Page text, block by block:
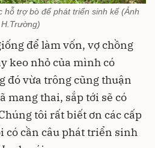
hỗ trợ bò để phát triển sinh kế (Ảnh
H.Trường)
để làm vốn, vợ chồng
keo nhỏ của mình có
đó vừa trông cũng thuận
mang thai, sắp tới sẽ có
tôi rất biết ơn các cấp
có cần câu phát triển sinh